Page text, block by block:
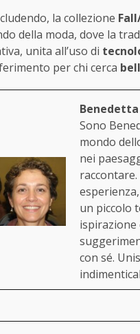
la collezione
della moda, dove la
unita all’uso di
per chi cerca
Benedetta
Sono
mondo
nei
un piccolo
ispirazione
con sé.